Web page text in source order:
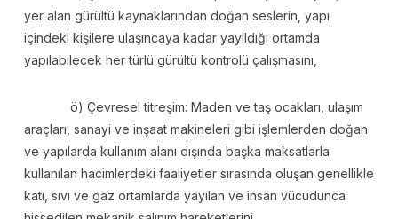
yer alan gürültü kaynaklarından doğan seslerin, yapı
içindeki kişilere ulaşıncaya kadar yayıldığı ortamda
yapılabilecek her türlü gürültü kontrolü çalışmasını,
ö) Çevresel titreşim: Maden ve taş ocakları, ulaşım
araçları, sanayi ve inşaat makineleri gibi işlemlerden doğan
ve yapılarda kullanım alanı dışında başka maksatlarla
kullanılan hacimlerdeki faaliyetler sırasında oluşan genellikle
katı, sıvı ve gaz ortamlarda yayılan ve insan vücudunca